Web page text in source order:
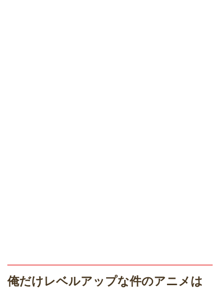
俺だけレベルアップな件のアニメは